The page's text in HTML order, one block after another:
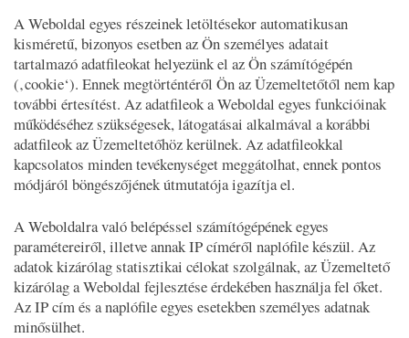
A Weboldal egyes részeinek letöltésekor automatikusan
kisméretű, bizonyos esetben az Ön személyes adatait
tartalmazó adatfileokat helyezünk el az Ön számítógépén
(‚cookie‘). Ennek megtörténtéről Ön az Üzemeltetőtől nem kap
további értesítést. Az adatfileok a Weboldal egyes funkcióinak
működéséhez szükségesek, látogatásai alkalmával a korábbi
adatfileok az Üzemeltetőhöz kerülnek. Az adatfileokkal
kapcsolatos minden tevékenységet meggátolhat, ennek pontos
módjáról böngészőjének útmutatója igazítja el.
A Weboldalra való belépéssel számítógépének egyes
paramétereiről, illetve annak IP címéről naplófile készül. Az
adatok kizárólag statisztikai célokat szolgálnak, az Üzemeltető
kizárólag a Weboldal fejlesztése érdekében használja fel őket.
Az IP cím és a naplófile egyes esetekben személyes adatnak
minősülhet.